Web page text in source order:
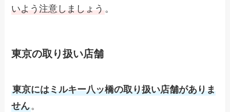
いよう注意しましょう 。
東京の取り扱い店舗
東京にはミルキー八ッ橋の取り扱い店舗がありま
せん。